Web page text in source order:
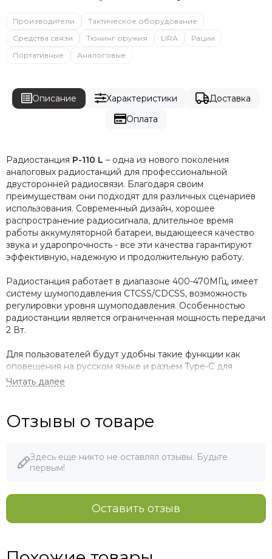
Производители
Тактическое оборудование
Средства связи
Тюнинг оружия LIRA
Рации
Портативные
Аналоговые
Описание Характеристики
Доставка
Оплата
Радиостанция Р-110 L – одна из нового поколения
аналоговых радиостанций для профессиональной
двусторонней радиосвязи. Благодаря своим
преимуществам они подходят для различных сценариев
использования. Современный дизайн, хорошее
распространение радиосигнала, длительное время
работы аккумуляторной батареи, выдающееся качество
звука и ударопрочность - все эти качества гарантируют
эффективную, надежную и продолжительную работу.
Радиостанция работает в диапазоне 400-470МГц, имеет
систему шумоподавления CTCSS/CDCSS, возможность
регулировки уровня шумоподавления. Особенностью
радиостанции является ограниченная мощность передачи
2 Вт.
Для пользователей будут удобны такие функции как
оповещения на русском языке и разъем Type-C для
зарядки аккумуляторной батареи, а также режим
Функциональные возможности:
Режим VOX
Согласование частоты одним нажатием
Возможность зарядки через разъем типа Type-C
Блокировка занятого канала
Отзывы о товаре
Здесь еще никто не оставлял отзывы. Будьте
первым!
Оставить отзыв